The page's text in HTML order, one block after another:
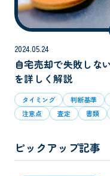
2024.05.24
自宅売却で失敗しな
を詳しく解説
タイミング 判断基準
注意点
査定 書類
ピックアップ記事